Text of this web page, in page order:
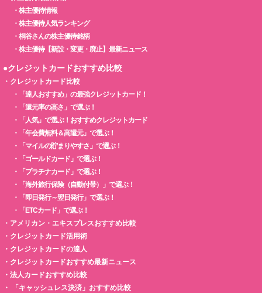
・ 株主優待情報
・ 株主優待人気ランキング
・ 桐谷さんの株主優待銘柄
・ 株主優待【新設・変更・廃止】最新ニュース
●クレジットカードおすすめ比較
・ クレジットカード比較
・
「達人おすすめ」の最強クレジットカード！
・
「還元率の高さ」で選ぶ！
・
「人気」で選ぶ！おすすめクレジットカード
・
「年会費無料＆高還元」で選ぶ！
・
「マイルの貯まりやすさ」で選ぶ！
・
「ゴールドカード」で選ぶ！
・
「プラチナカード」で選ぶ！
・
「海外旅行保険（自動付帯）」で選ぶ！
・
「即日発行～翌日発行」で選ぶ！
・
「ETCカード」で選ぶ！
・ アメリカン・エキスプレスおすすめ比較
・ クレジットカード活用術
・ クレジットカードの達人
・ クレジットカードおすすめ最新ニュース
・ 法人カードおすすめ比較
・
「キャッシュレス決済」おすすめ比較